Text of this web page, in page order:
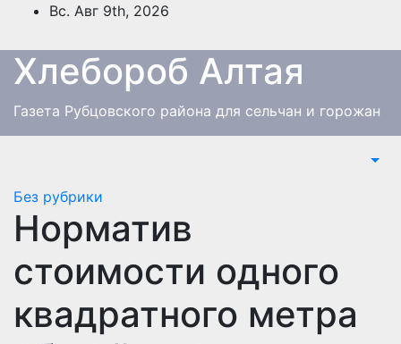
Перейти
содержимому
Вс. Авг 9th, 2026
Хлебороб Алтая
Газета Рубцовского района для сельчан и горожан
Без рубрики
Норматив
стоимости одного
квадратного метра